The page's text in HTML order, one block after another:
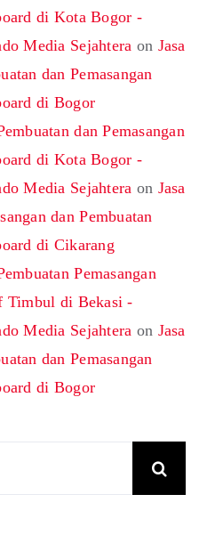
di Kota Bogor -
Media Sejahtera on Jasa
dan Pemasangan
di Bogor
dan Pemasangan
di Kota Bogor -
Media Sejahtera on Jasa
dan Pembuatan
di Cikarang
Pemasangan
Timbul di Bekasi -
Media Sejahtera on Jasa
dan Pemasangan
di Bogor